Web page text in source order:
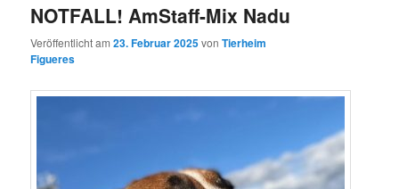
NOTFALL! AmStaff-Mix Nadu
Veröffentlicht am23. Februar 2025vonTierheim
Figueres